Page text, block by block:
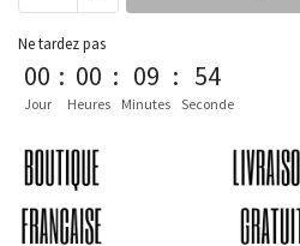
Ne tardez pas
00
Jour
: 00
Heures
: 09
Minutes
: 54
Seconde